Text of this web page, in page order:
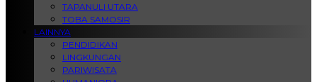
TAPANULI UTARA
TOBA SAMOSIR
LAINNYA
PENDIDIKAN
LINGKUNGAN
PARIWISATA